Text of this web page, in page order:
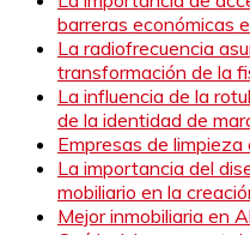
barreras económicas
La radiofrecuencia
transformación de la
La influencia de la
de la identidad de
Empresas de limpieza
La importancia del
mobiliario en la
Mejor inmobiliaria en